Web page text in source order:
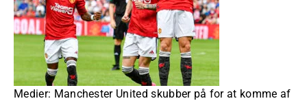
Medier: Manchester United skubber på for at komme af